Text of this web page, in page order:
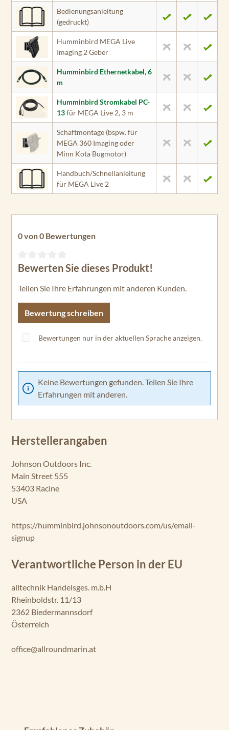
Bedienungsanleitung
(gedruckt)
Humminbird MEGA Live
Imaging 2 Geber
Humminbird Ethernetkabel, 6
m
Humminbird Stromkabel PC-
13für MEGA Live 2, 3 m
Schaftmontage (bspw. für
MEGA 360 Imaging oder
Minn Kota Bugmotor)
Handbuch/Schnellanleitung
für MEGA Live 2
0 von 0 Bewertungen
Durchschnittliche Bewertung von 0 von 5 Sternen
Bewerten Sie dieses Produkt!
Teilen Sie Ihre Erfahrungen mit anderen Kunden.
Bewertung schreiben
Bewertungen nur in der aktuellen Sprache anzeigen.
Keine Bewertungen gefunden. Teilen Sie Ihre
Erfahrungen mit anderen.
Herstellerangaben
Johnson Outdoors Inc.
Main Street 555
53403 Racine
USA
https://humminbird.johnsonoutdoors.com/us/email-
signup
Verantwortliche Person in der EU
alltechnik Handelsges. m.b.H
Rheinboldstr. 11/13
2362 Biedermannsdorf
Österreich
office@allroundmarin.at